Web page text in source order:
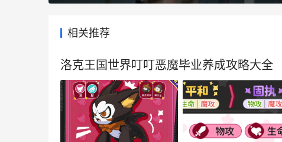
相关推荐
洛克王国世界叮叮恶魔毕业养成攻略大全